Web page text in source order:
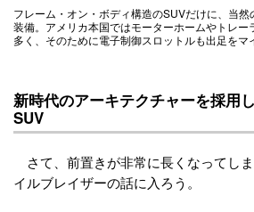
フレーム・オン・ボディ構造のSUVだけに、当
装備。アメリカ本国ではモーターホームやトレー
多く、そのために電子制御スロットルも出足をマ
新時代のアーキテクチャーを採用
SUV
さて、前置きが非常に長くなってし
イルブレイザーの話に入ろう。